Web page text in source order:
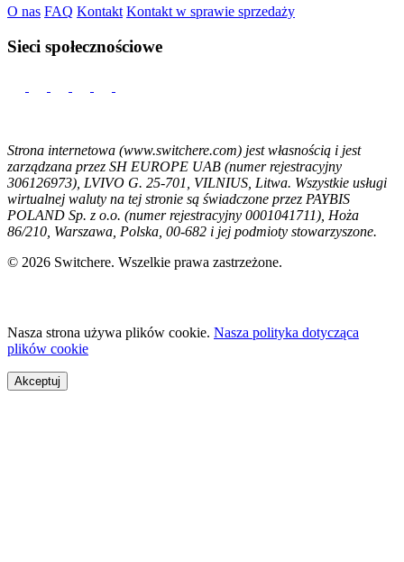
O nas FAQ Kontakt Kontakt w sprawie sprzedaży
Sieci społecznościowe
Strona internetowa (www.switchere.com) jest własnością i jest
zarządzana przez SH EUROPE UAB (numer rejestracyjny
306126973), LVIVO G. 25-701, VILNIUS, Litwa. Wszystkie usługi
wirtualnej waluty na tej stronie są świadczone przez PAYBIS
POLAND Sp. z o.o. (numer rejestracyjny 0001041711), Hoża
86/210, Warszawa, Polska, 00-682 i jej podmioty stowarzyszone.
© 2026 Switchere. Wszelkie prawa zastrzeżone.
Nasza strona używa plików cookie. Nasza polityka dotycząca
plików cookie
Akceptuj